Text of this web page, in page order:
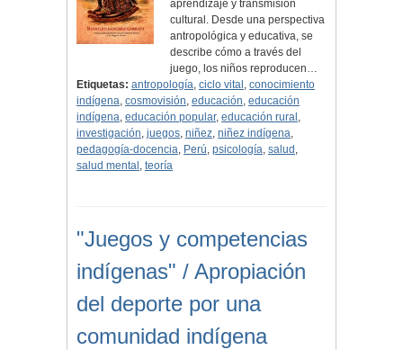
aprendizaje y transmisión
cultural. Desde una perspectiva
antropológica y educativa, se
describe cómo a través del
juego, los niños reproducen…
Etiquetas: antropología, ciclo vital , conocimiento
indígena, cosmovisión, educación, educación
indígena, educación popular, educación rural ,
investigación, juegos, niñez, niñez indígena,
pedagogía-docencia, Perú, psicología, salud ,
salud mental , teoría
"Juegos y competencias
indígenas" / Apropiación
del deporte por una
comunidad indígena